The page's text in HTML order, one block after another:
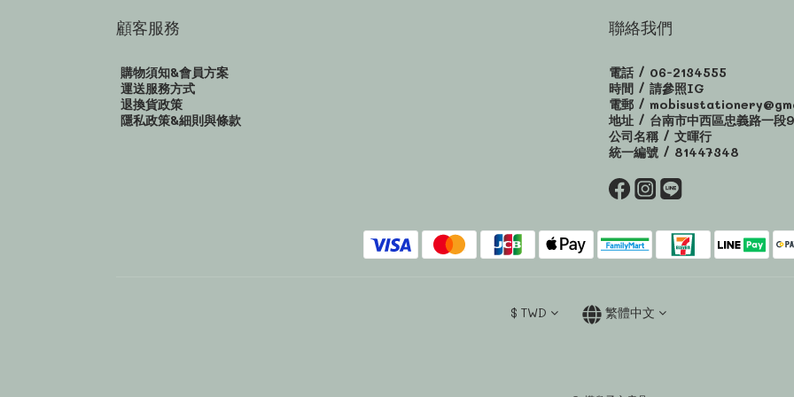
顧客服務
購物須知&會員方案
運送服務方式
退換貨政策
隱私政策&細則與條款
聯絡我們
電話 / 06-2134555
時間 / 請參照IG
電郵 /
地址 / 台南市中西區忠義路一段
公司名稱 / 文暉行
統一編號 / 81447348
$ TWD 繁體中文